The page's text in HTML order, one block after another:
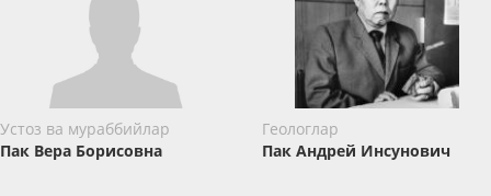
Устоз ва мураббийлар
Пак Вера Борисовна
Геологлар
Пак Андрей Инсунович